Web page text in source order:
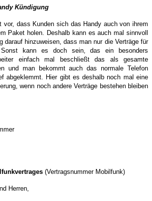
Kündigung
vor, dass Kunden sich das Handy auch von ihrem
Paket holen. Deshalb kann es auch mal sinnvoll
darauf hinzuweisen, dass man nur die Verträge für
kann es doch sein, das ein besonders
einfach mal beschließt das als gesamte
und man bekommt auch das normale Telefon
abgeklemmt. Hier gibt es deshalb noch mal eine
wenn noch andere Verträge bestehen bleiben
(Vertragsnummer Mobilfunk)
Herren,